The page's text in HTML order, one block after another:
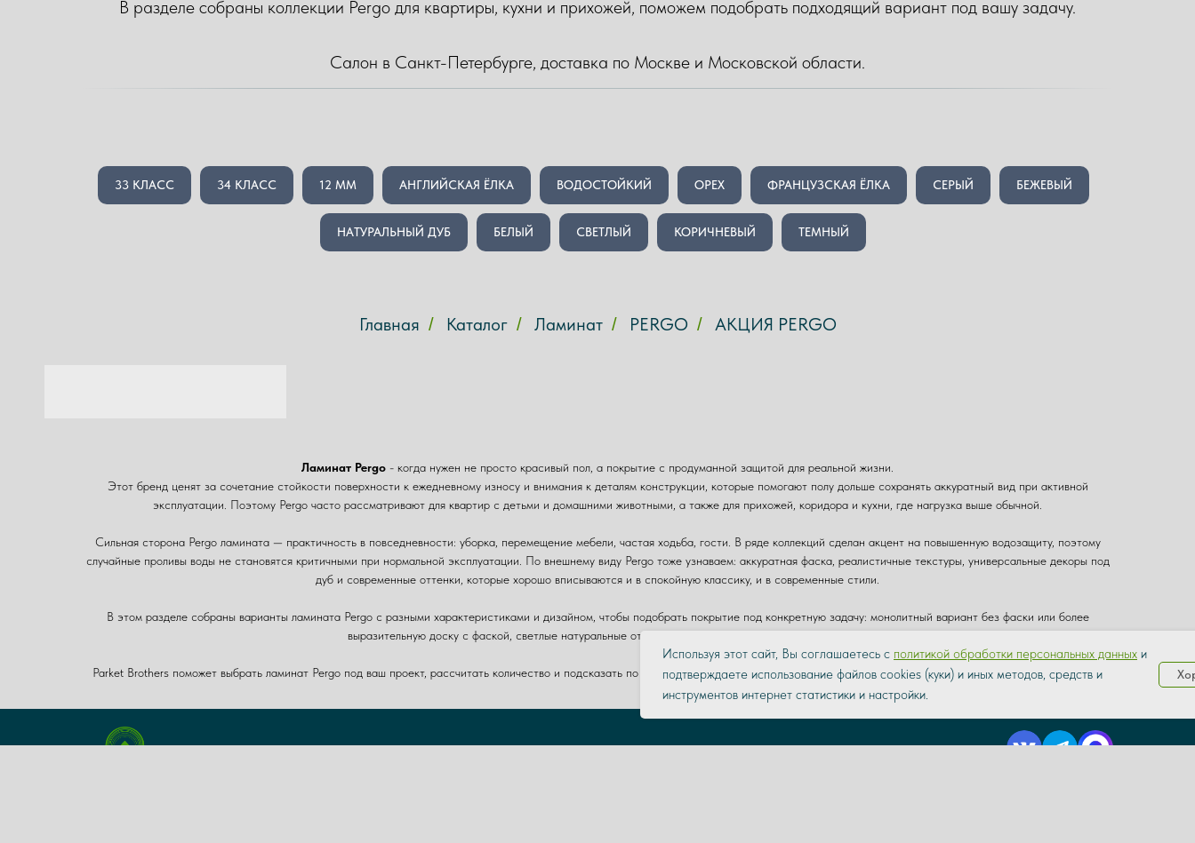
В разделе собраны коллекции Pergo для квартиры, кухни и прихожей, поможем подобрать подходящий вариант под вашу задачу.
Салон в Санкт-Петербурге, доставка по Москве и Московской области.
33 КЛАСС 34 КЛАСС 12 MM АНГЛИЙСКАЯ ЁЛКА ВОДОСТОЙКИЙ ОРЕХ ФРАНЦУЗСКАЯ ЁЛКА СЕРЫЙ БЕЖЕВЫЙ
НАТУРАЛЬНЫЙ ДУБ БЕЛЫЙ СВЕТЛЫЙ КОРИЧНЕВЫЙ ТЕМНЫЙ
Главная / Каталог / Ламинат / PERGO / АКЦИЯ PERGO
Ламинат Pergo - когда нужен не просто красивый пол, а покрытие с продуманной защитой для реальной жизни.
Этот бренд ценят за сочетание стойкости поверхности к ежедневному износу и внимания к деталям конструкции, которые помогают полу дольше сохранять аккуратный вид при активной
эксплуатации. Поэтому Pergo часто рассматривают для квартир с детьми и домашними животными, а также для прихожей, коридора и кухни, где нагрузка выше обычной.
Сильная сторона Pergo ламината — практичность в повседневности: уборка, перемещение мебели, частая ходьба, гости. В ряде коллекций сделан акцент на повышенную водозащиту, поэтому
случайные проливы воды не становятся критичными при нормальной эксплуатации. По внешнему виду Pergo тоже узнаваем: аккуратная фаска, реалистичные текстуры, универсальные декоры под
дуб и современные оттенки, которые хорошо вписываются и в спокойную классику, и в современные стили.
В этом разделе собраны варианты ламината Pergo с разными характеристиками и дизайном, чтобы подобрать покрытие под конкретную задачу: монолитный вариант без фаски или более
выразительную доску с фаской, светлые натуральные оттенки или более контрастные решения.
Parket Brothers поможет выбрать ламинат Pergo под ваш проект, рассчитать количество и подсказать по укладке. Шоурум в Санкт-Петербурге, доставка по СПб, Ленобласти и по всей России.
Используя этот сайт, Вы соглашаетесь с политикой обработки персональных данных и
подтверждаете использование файлов cookies (куки) и иных методов, средств и
инструментов интернет статистики и настройки.